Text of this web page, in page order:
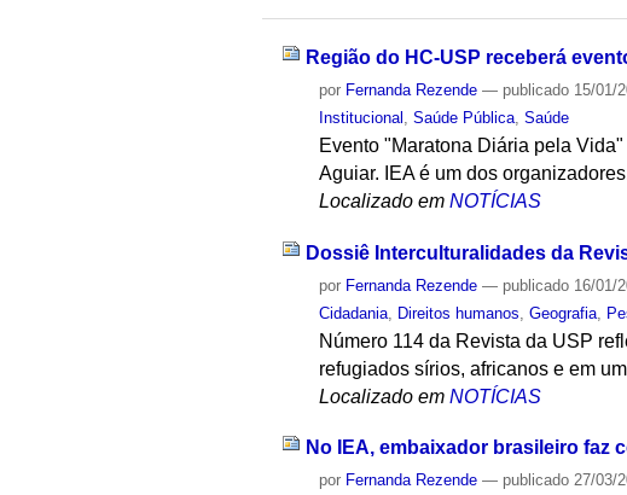
Região do HC-USP receberá
por Fernanda Rezende — publicado 15/01/
Institucional
,Saúde Pública ,Saúde
Evento "Maratona Diária pela
Aguiar. IEA é um dos
Localizado em NOTÍCIAS
Dossiê Interculturalidades da
por Fernanda Rezende — publicado 16/01/
Cidadania Direitos humanos ,Geografia
Número 114 da Revista da USP
refugiados sírios, africanos e em
Localizado em NOTÍCIAS
No IEA, embaixador brasileiro faz
por Fernanda Rezende — publicado 27/03/